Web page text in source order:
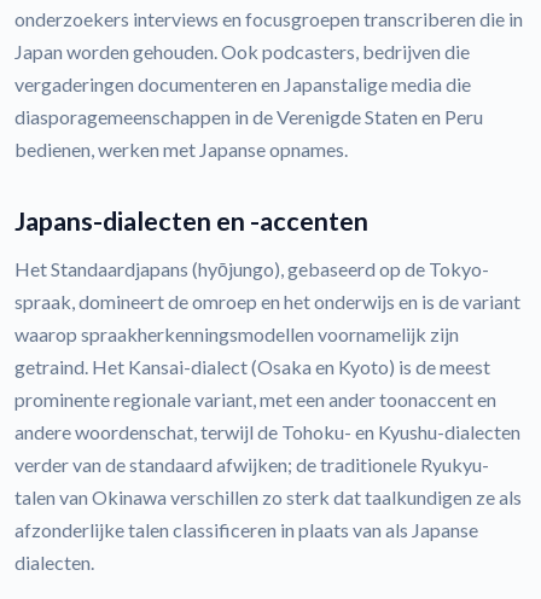
onderzoekers interviews en focusgroepen transcriberen die in
Japan worden gehouden. Ook podcasters, bedrijven die
vergaderingen documenteren en Japanstalige media die
diasporagemeenschappen in de Verenigde Staten en Peru
bedienen, werken met Japanse opnames.
Japans-dialecten en -accenten
Het Standaardjapans (hyōjungo), gebaseerd op de Tokyo-
spraak, domineert de omroep en het onderwijs en is de variant
waarop spraakherkenningsmodellen voornamelijk zijn
getraind. Het Kansai-dialect (Osaka en Kyoto) is de meest
prominente regionale variant, met een ander toonaccent en
andere woordenschat, terwijl de Tohoku- en Kyushu-dialecten
verder van de standaard afwijken; de traditionele Ryukyu-
talen van Okinawa verschillen zo sterk dat taalkundigen ze als
afzonderlijke talen classificeren in plaats van als Japanse
dialecten.